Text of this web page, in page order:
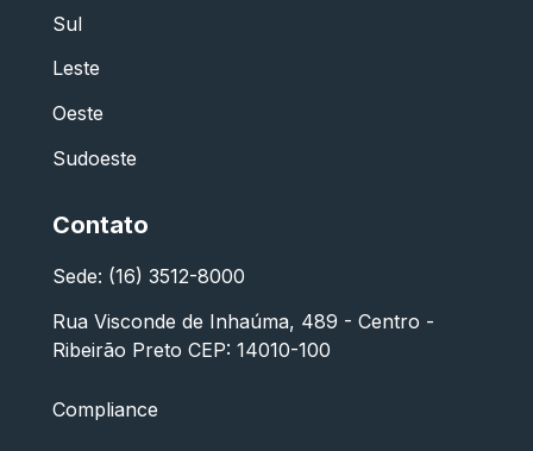
Sul
Leste
Oeste
Sudoeste
Contato
Sede: (16) 3512-8000
Rua Visconde de Inhaúma, 489 - Centro -
Ribeirão Preto CEP: 14010-100
Compliance